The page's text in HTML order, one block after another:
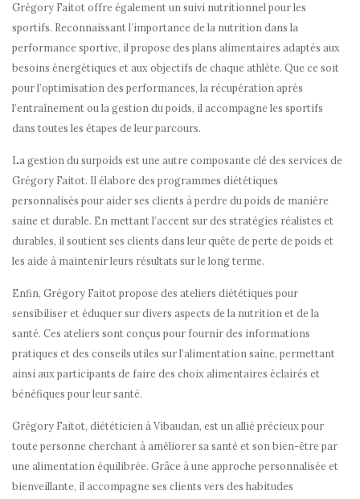
Grégory Faitot offre également un suivi nutritionnel pour les
sportifs. Reconnaissant l’importance de la nutrition dans la
performance sportive, il propose des plans alimentaires adaptés aux
besoins énergétiques et aux objectifs de chaque athlète. Que ce soit
pour l’optimisation des performances, la récupération après
l’entraînement ou la gestion du poids, il accompagne les sportifs
dans toutes les étapes de leur parcours.
La gestion du surpoids est une autre composante clé des services de
Grégory Faitot. Il élabore des programmes diététiques
personnalisés pour aider ses clients à perdre du poids de manière
saine et durable. En mettant l’accent sur des stratégies réalistes et
durables, il soutient ses clients dans leur quête de perte de poids et
les aide à maintenir leurs résultats sur le long terme.
Enfin, Grégory Faitot propose des ateliers diététiques pour
sensibiliser et éduquer sur divers aspects de la nutrition et de la
santé. Ces ateliers sont conçus pour fournir des informations
pratiques et des conseils utiles sur l’alimentation saine, permettant
ainsi aux participants de faire des choix alimentaires éclairés et
bénéfiques pour leur santé.
Grégory Faitot, diététicien à Vibaudan, est un allié précieux pour
toute personne cherchant à améliorer sa santé et son bien-être par
une alimentation équilibrée. Grâce à une approche personnalisée et
bienveillante, il accompagne ses clients vers des habitudes